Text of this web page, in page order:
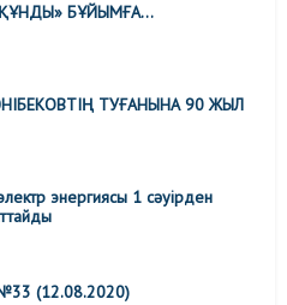
БҰЙЫМҒА…
ТУҒАНЫНА 90 ЖЫЛ
энергиясы 1 сәуірден
(12.08.2020)